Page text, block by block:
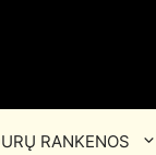
RANKENOS